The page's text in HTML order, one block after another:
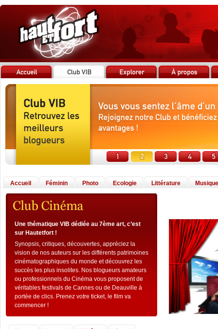
Accueil Féminin Photo Ecologie Littérature Musique
Une thématique VIB dédiée au 7ème art, c’est
sur Hautetfort !
Synopsis, critiques, découvertes, appréciez la
vision de nos auteurs sur les différents patrimoines
cinématographiques du monde et découvrez les
succès les plus insolites. Nos blogueurs amateurs
ou professionnels du Cinéma vous proposent de
véritables festivals de Cannes ou de Deauville à
portée de clics. Prenez votre ticket, le film va
commencer !